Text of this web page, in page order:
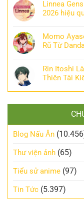
Linnea
2026 hiệu
Momo
Rũ Từ
Rin Itoshi
Thiên Tài
Blog Nấu Ăn
Thư viện ảnh (65)
Tiểu sử anime (97)
Tin Tức (5.397)